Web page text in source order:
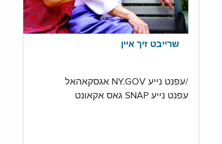
שרייבט זיך איין
/עפנט נייע NY.GOV אגסקאהאל
עפנט נייע SNAP גאס אקאונט